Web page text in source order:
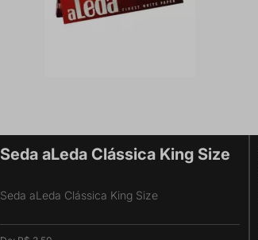
Seda aLeda Clássica King Size
Seda aLeda Clássica King Size